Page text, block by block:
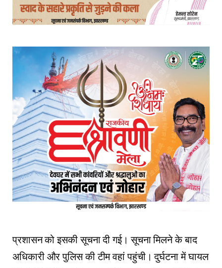
प्रशासन को इसकी सूचना दी गई। सूचना मिलने के बाद
अधिकारी और पुलिस की टीम वहां पहुंची। दुर्घटना में घायल